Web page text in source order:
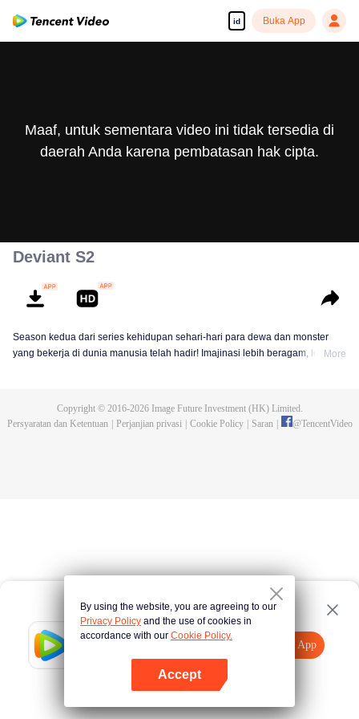
id Buka App
Tencent Video
Buka App
Tekan di sini
Maaf, untuk sementara video ini tidak tersedia di
daerah Anda karena pembatasan hak cipta.
Deviant S2
Season kedua dari series kehidupan sehari-hari para dewa dan monster
yang bekerja di dunia manusia telah hadir! Imajinasi lebih beragam, lelucon
More
Copyright © 2016-2026Image Future Investment (HK) Limited.
Persyaratan dan Ketentuan
Perjanjian privasi Cookie Policy Saran @TencentVideo
By using the website, you are agreeing to our
Privacy Policy and the use of cookies in
accordance with our Cookie Policy.
Accept